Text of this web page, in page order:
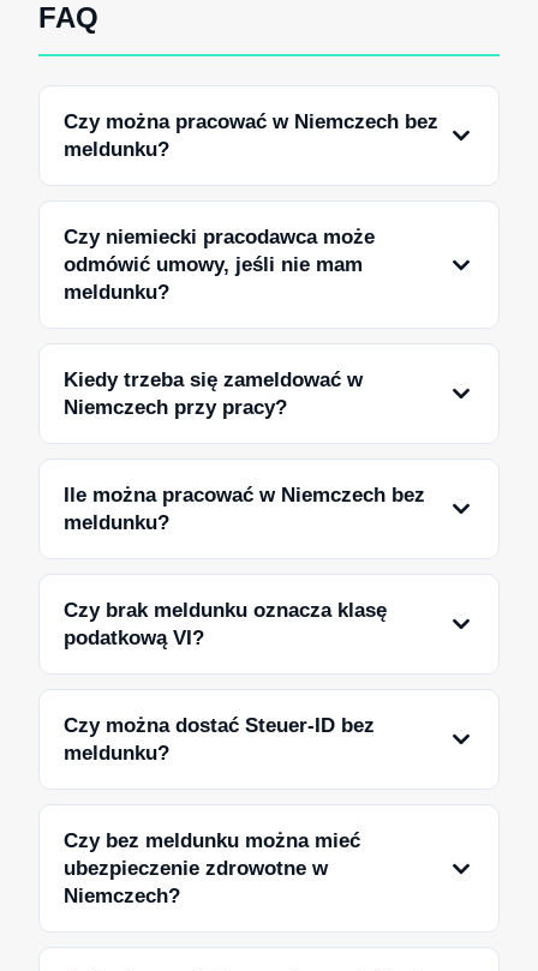
FAQ
Czy można pracować w Niemczech bez
meldunku?
Czy niemiecki pracodawca może
odmówić umowy, jeśli nie mam
meldunku?
Kiedy trzeba się zameldować w
Niemczech przy pracy?
Ile można pracować w Niemczech bez
meldunku?
Czy brak meldunku oznacza klasę
podatkową VI?
Czy można dostać Steuer-ID bez
meldunku?
Czy bez meldunku można mieć
ubezpieczenie zdrowotne w
Niemczech?